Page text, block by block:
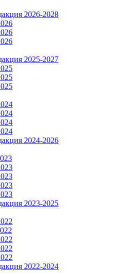
2026-2028
2025-2027
2024-2026
2023-2025
2022-2024